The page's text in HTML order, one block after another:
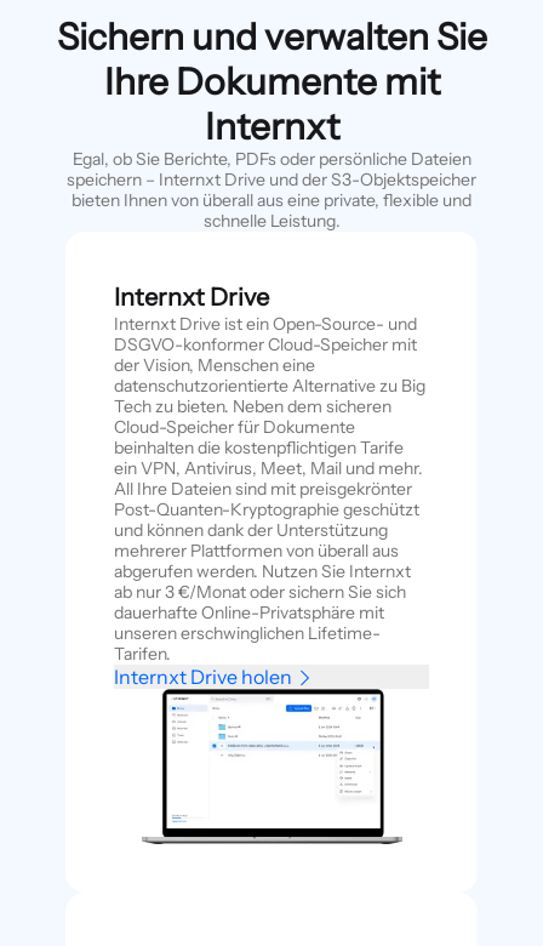
Sichern und verwalten Sie
Ihre Dokumente mit
Internxt
Egal, ob Sie Berichte, PDFs oder persönliche Dateien
speichern – Internxt Drive und der S3-Objektspeicher
bieten Ihnen von überall aus eine private, flexible und
schnelle Leistung.
Internxt Drive
Internxt Drive ist ein Open-Source- und
DSGVO-konformer Cloud-Speicher mit
der Vision, Menschen eine
datenschutzorientierte Alternative zu Big
Tech zu bieten. Neben dem sicheren
Cloud-Speicher für Dokumente
beinhalten die kostenpflichtigen Tarife
ein VPN, Antivirus, Meet, Mail und mehr.
All Ihre Dateien sind mit preisgekrönter
Post-Quanten-Kryptographie geschützt
und können dank der Unterstützung
mehrerer Plattformen von überall aus
abgerufen werden. Nutzen Sie Internxt
ab nur 3 €/Monat oder sichern Sie sich
dauerhafte Online-Privatsphäre mit
unseren erschwinglichen Lifetime-
Tarifen.
Internxt Drive holen